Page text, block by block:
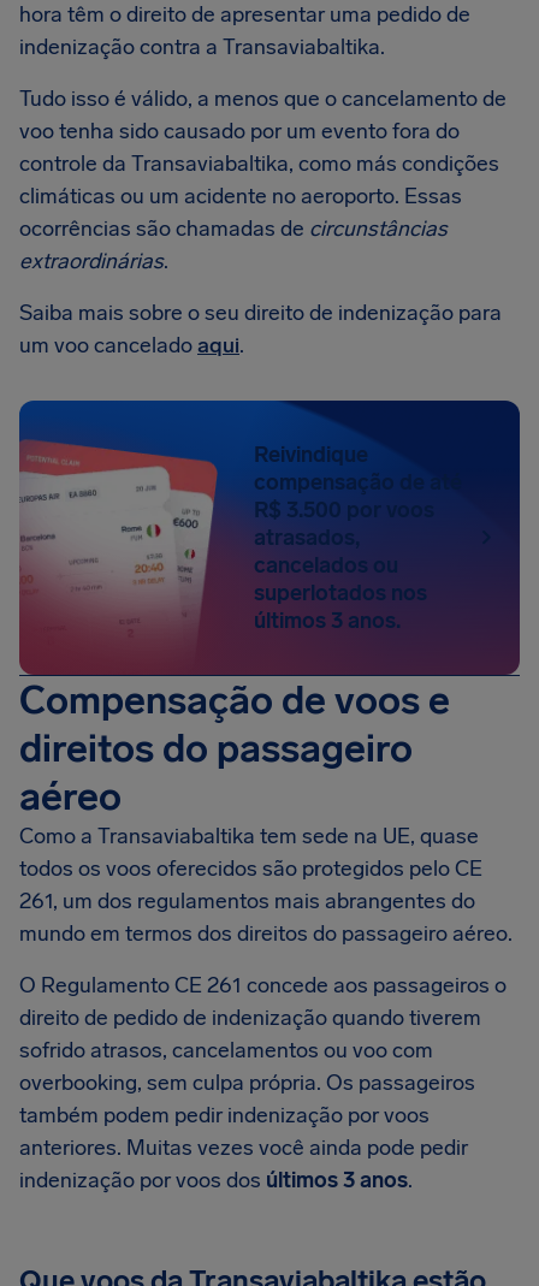
hora têm o direito de apresentar uma pedido de
indenização contra a Transaviabaltika.
Tudo isso é válido, a menos que o cancelamento de
voo tenha sido causado por um evento fora do
controle da Transaviabaltika, como más condições
climáticas ou um acidente no aeroporto. Essas
ocorrências são chamadas de circunstâncias
extraordinárias.
Saiba mais sobre o seu direito de indenização para
um voo canceladoaqui.
Reivindique
compensação de até
R$ 3.500 por voos
atrasados,
cancelados ou
superlotados nos
últimos 3 anos.
Compensação de voos e
direitos do passageiro
aéreo
Como a Transaviabaltika tem sede na UE, quase
todos os voos oferecidos são protegidos pelo CE
261, um dos regulamentos mais abrangentes do
mundo em termos dos direitos do passageiro aéreo.
O Regulamento CE 261 concede aos passageiros o
direito de pedido de indenização quando tiverem
sofrido atrasos, cancelamentos ou voo com
overbooking, sem culpa própria. Os passageiros
também podem pedir indenização por voos
anteriores. Muitas vezes você ainda pode pedir
indenização por voos dos últimos 3 anos.